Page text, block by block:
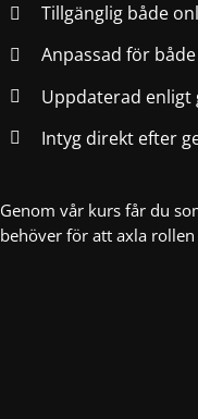
Tillgänglig både
Anpassad för
Uppdaterad enligt
Intyg direkt efter
Genom vår kurs får du
behöver för att axla rollen